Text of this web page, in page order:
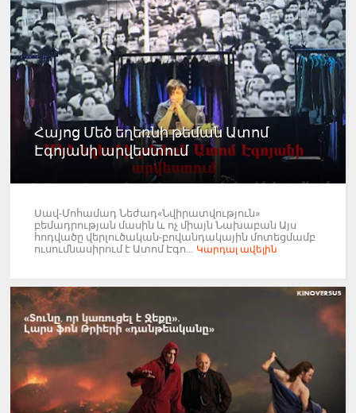
Հայոց Մեծ եղեռնի թեման Ատոմ
Էգոյանի արվեստում
Սավ-Մոհամադ Նեժադ«Նվիրատվություն»
բեմադրության մասին և ոչ միայն Նախաբան Այս
հոդվածը վերլուծական-բովանդակային մոտեցմամբ
ուսումնասիրում է Ատոմ Էգո... Կարդալ ավելին